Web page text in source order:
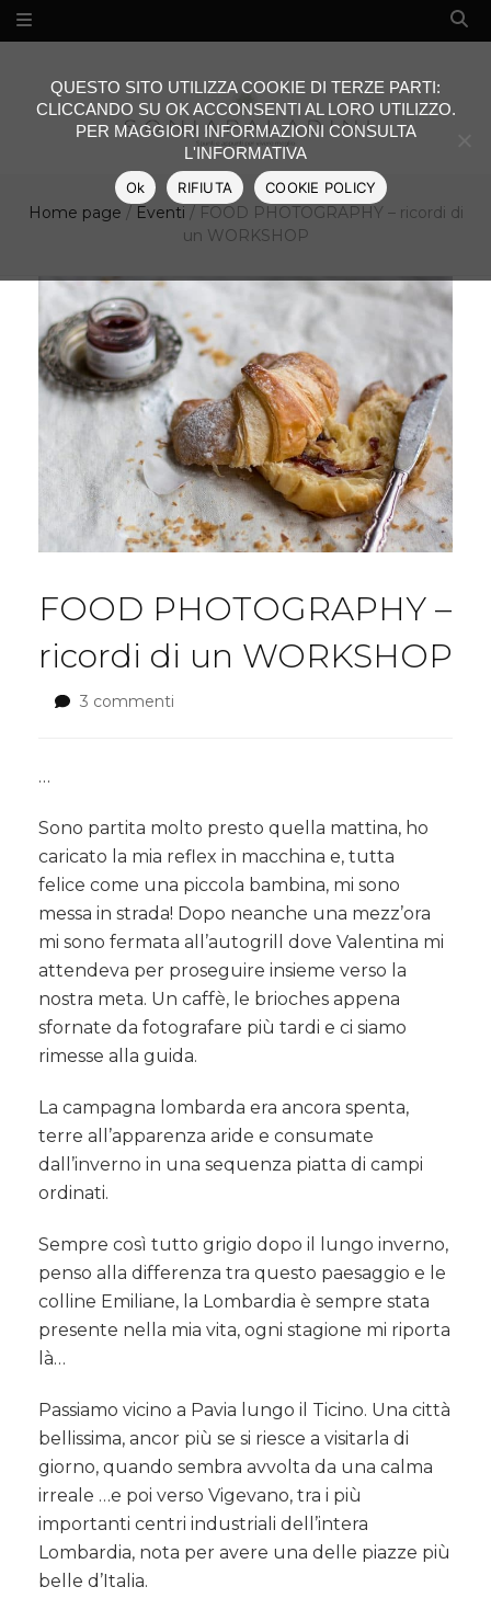
Home page / Eventi / FOOD PHOTOGRAPHY – ricordi di
un WORKSHOP
FOOD PHOTOGRAPHY –
ricordi di un WORKSHOP
3 commenti
di
un
WORKSHOP
…
Sono partita molto presto quella mattina, ho
caricato la mia reflex in macchina e, tutta
felice come una piccola bambina, mi sono
messa in strada! Dopo neanche una mezz’ora
mi sono fermata all’autogrill dove Valentina mi
attendeva per proseguire insieme verso la
nostra meta. Un caffè, le brioches appena
sfornate da fotografare più tardi e ci siamo
rimesse alla guida.
La campagna lombarda era ancora spenta,
terre all’apparenza aride e consumate
dall’inverno in una sequenza piatta di campi
ordinati.
Sempre così tutto grigio dopo il lungo inverno,
penso alla differenza tra questo paesaggio e le
colline Emiliane, la Lombardia è sempre stata
presente nella mia vita, ogni stagione mi riporta
là…
Passiamo vicino a Pavia lungo il Ticino. Una città
bellissima, ancor più se si riesce a visitarla di
giorno, quando sembra avvolta da una calma
irreale …e poi verso Vigevano, tra i più
importanti centri industriali dell’intera
Lombardia, nota per avere una delle piazze più
belle d’Italia.
QUESTO SITO UTILIZZA COOKIE DI TERZE PARTI:
CLICCANDO SU OK ACCONSENTI AL LORO UTILIZZO.
PER MAGGIORI INFORMAZIONI CONSULTA
L'INFORMATIVA
Ok RIFIUTA COOKIE POLICY